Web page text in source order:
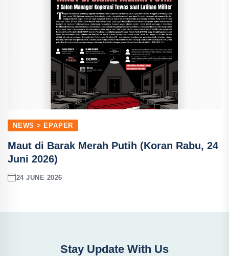
NEWS > EPAPER
Maut di Barak Merah Putih (Koran Rabu, 24
Juni 2026)
24 JUNE 2026
Stay Update With Us